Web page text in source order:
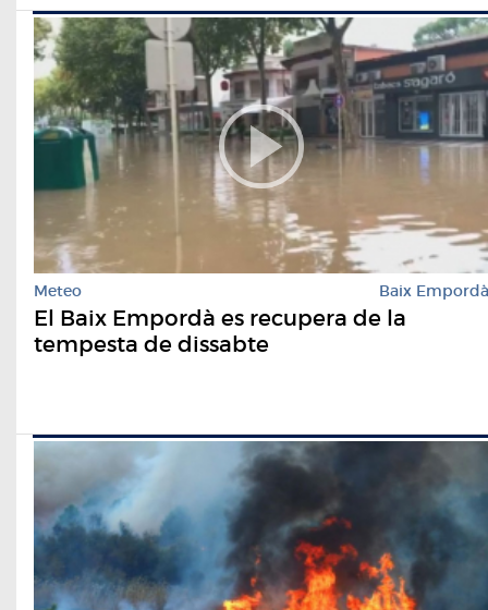
Meteo Baix Empordà
El Baix Empordà es recupera de la
tempesta de dissabte